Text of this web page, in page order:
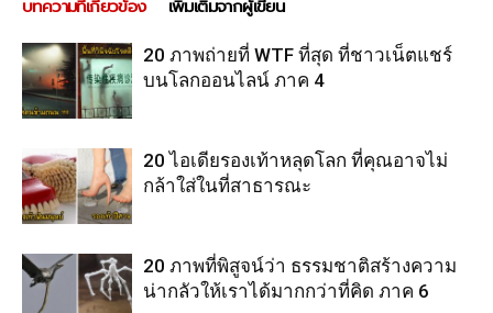
บทความที่เกี่ยวข้อง เพิ่มเติมจากผู้เขียน
20 ภาพถ่ายที่ WTF ที่สุด ที่ชาวเน็ตแชร์
บนโลกออนไลน์ ภาค 4
20 ไอเดียรองเท้าหลุดโลก ที่คุณอาจไม่
กล้าใส่ในที่สาธารณะ
20 ภาพที่พิสูจน์ว่า ธรรมชาติสร้างความ
น่ากลัวให้เราได้มากกว่าที่คิด ภาค 6